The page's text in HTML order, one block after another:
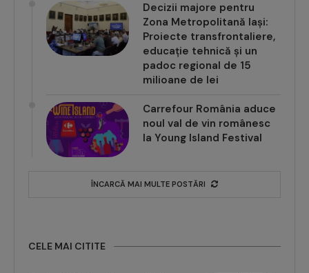
Decizii majore pentru
Zona Metropolitană Iași:
Proiecte transfrontaliere,
educație tehnică și un
padoc regional de 15
milioane de lei
Carrefour România aduce
noul val de vin românesc
la Young Island Festival
ÎNCARCĂ MAI MULTE POSTĂRI
CELE MAI CITITE